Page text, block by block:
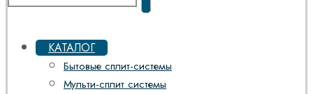
КАТАЛОГ
Бытовые сплит-системы
Мульти-сплит системы